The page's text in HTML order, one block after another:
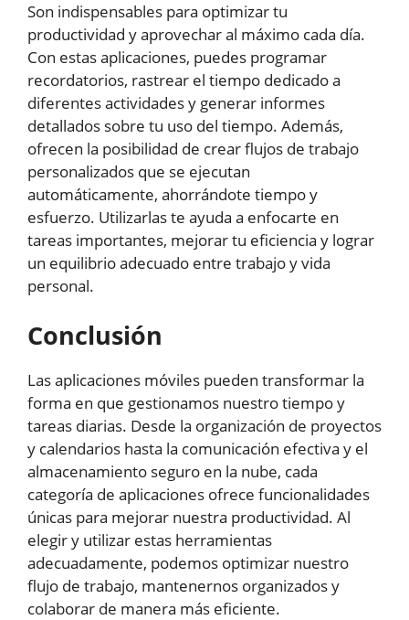
Son indispensables para optimizar tu
productividad y aprovechar al máximo cada día.
Con estas aplicaciones, puedes programar
recordatorios, rastrear el tiempo dedicado a
diferentes actividades y generar informes
detallados sobre tu uso del tiempo. Además,
ofrecen la posibilidad de crear flujos de trabajo
personalizados que se ejecutan
automáticamente, ahorrándote tiempo y
esfuerzo. Utilizarlas te ayuda a enfocarte en
tareas importantes, mejorar tu eficiencia y lograr
un equilibrio adecuado entre trabajo y vida
personal.
Conclusión
Las aplicaciones móviles pueden transformar la
forma en que gestionamos nuestro tiempo y
tareas diarias. Desde la organización de proyectos
y calendarios hasta la comunicación efectiva y el
almacenamiento seguro en la nube, cada
categoría de aplicaciones ofrece funcionalidades
únicas para mejorar nuestra productividad. Al
elegir y utilizar estas herramientas
adecuadamente, podemos optimizar nuestro
flujo de trabajo, mantenernos organizados y
colaborar de manera más eficiente.